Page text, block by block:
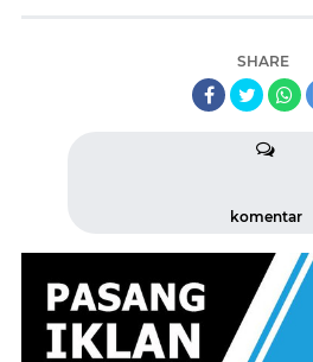
SHARE
komentar